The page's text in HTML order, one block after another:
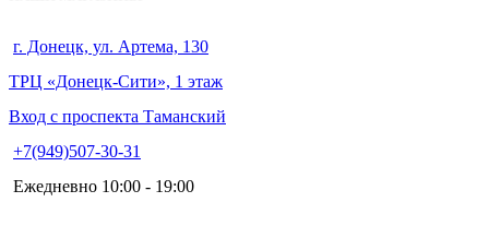
г. Донецк, ул. Артема, 130
ТРЦ «Донецк-Сити», 1 этаж
Вход с проспекта Таманский
+7(949)507-30-31
Ежедневно 10:00 - 19:00